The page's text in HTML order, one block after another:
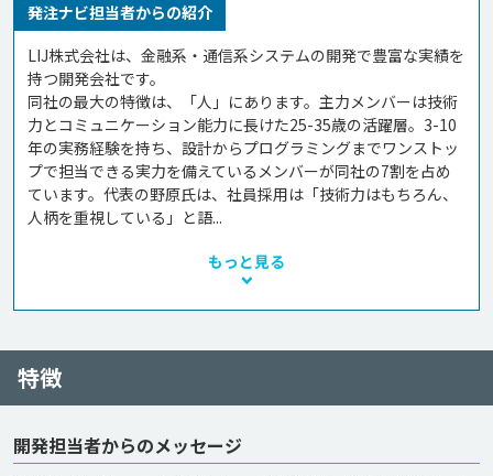
発注ナビ担当者からの紹介
LIJ株式会社は、金融系・通信系システムの開発で豊富な実績を
持つ開発会社です。
同社の最大の特徴は、「人」にあります。主力メンバーは技術
力とコミュニケーション能力に長けた25-35歳の活躍層。3-10
年の実務経験を持ち、設計からプログラミングまでワンストッ
プで担当できる実力を備えているメンバーが同社の7割を占め
ています。代表の野原氏は、社員採用は「技術力はもちろん、
人柄を重視している」と語...
もっと見る
特徴
開発担当者からのメッセージ